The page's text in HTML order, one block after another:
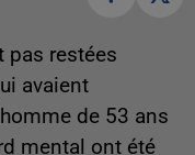
pas restées
avaient
de 53 ans
mental ont été